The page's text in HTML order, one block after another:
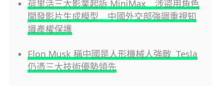
荷里活三大影業起訴 MiniMax 涉盜用角色
開發影片生成模型 中國外交部強調重視知
識產權保護
Elon Musk 稱中國是人形機械人強敵 Tesla
仍憑三大技術優勢領先